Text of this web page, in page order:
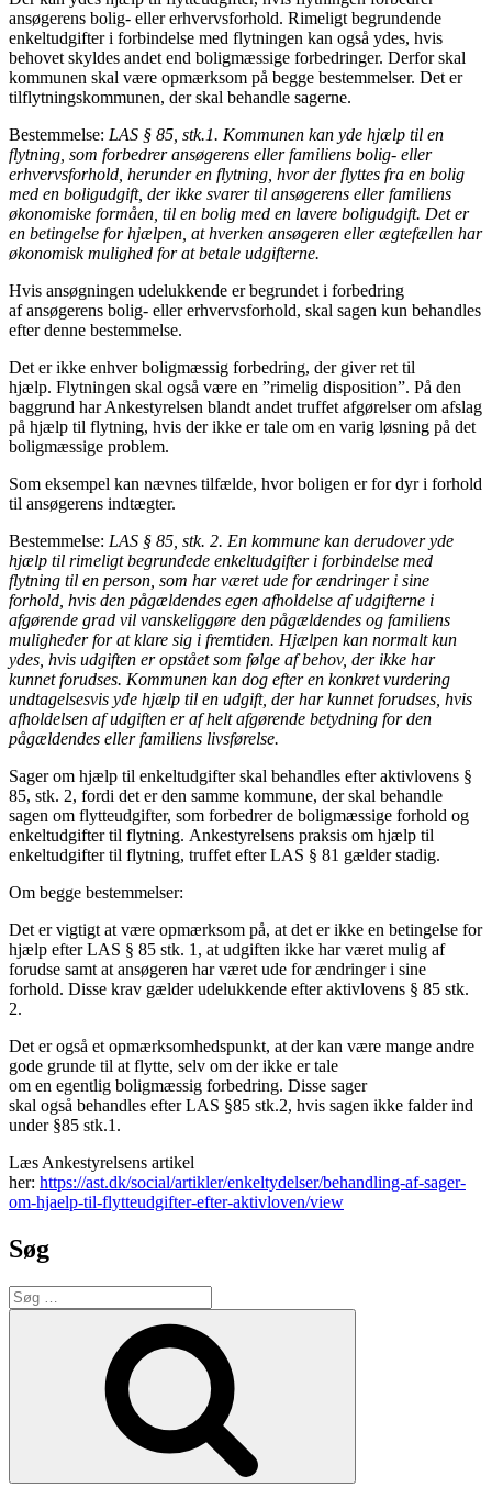
ansøgerens bolig- eller erhvervsforhold. Rimeligt begrundende
enkeltudgifter i forbindelse med flytningen kan også ydes, hvis
behovet skyldes andet end boligmæssige forbedringer. Derfor skal
kommunen skal være opmærksom på begge bestemmelser. Det er
tilflytningskommunen, der skal behandle sagerne.
Bestemmelse: LAS § 85, stk.1. Kommunen kan yde hjælp til en
flytning, som forbedrer ansøgerens eller familiens bolig- eller
erhvervsforhold, herunder en flytning, hvor der flyttes fra en bolig
med en boligudgift, der ikke svarer til ansøgerens eller familiens
økonomiske formåen, til en bolig med en lavere boligudgift. Det er
en betingelse for hjælpen, at hverken ansøgeren eller ægtefællen har
økonomisk mulighed for at betale udgifterne.
Hvis ansøgningen udelukkende er begrundet i forbedring
af ansøgerens bolig- eller erhvervsforhold, skal sagen kun behandles
efter denne bestemmelse.
Det er ikke enhver boligmæssig forbedring, der giver ret til
hjælp. Flytningen skal også være en ”rimelig disposition”. På den
baggrund har Ankestyrelsen blandt andet truffet afgørelser om afslag
på hjælp til flytning, hvis der ikke er tale om en varig løsning på det
boligmæssige problem.
Som eksempel kan nævnes tilfælde, hvor boligen er for dyr i forhold
til ansøgerens indtægter.
Bestemmelse: LAS § 85, stk. 2. En kommune kan derudover yde
hjælp til rimeligt begrundede enkeltudgifter i forbindelse med
flytning til en person, som har været ude for ændringer i sine
forhold, hvis den pågældendes egen afholdelse af udgifterne i
afgørende grad vil vanskeliggøre den pågældendes og familiens
muligheder for at klare sig i fremtiden. Hjælpen kan normalt kun
ydes, hvis udgiften er opstået som følge af behov, der ikke har
kunnet forudses. Kommunen kan dog efter en konkret vurdering
undtagelsesvis yde hjælp til en udgift, der har kunnet forudses, hvis
afholdelsen af udgiften er af helt afgørende betydning for den
pågældendes eller familiens livsførelse.
Sager om hjælp til enkeltudgifter skal behandles efter aktivlovens §
85, stk. 2, fordi det er den samme kommune, der skal behandle
sagen om flytteudgifter, som forbedrer de boligmæssige forhold og
enkeltudgifter til flytning. Ankestyrelsens praksis om hjælp til
enkeltudgifter til flytning, truffet efter LAS § 81 gælder stadig.
Om begge bestemmelser:
Det er vigtigt at være opmærksom på, at det er ikke en betingelse for
hjælp efter LAS § 85 stk. 1, at udgiften ikke har været mulig af
forudse samt at ansøgeren har været ude for ændringer i sine
forhold. Disse krav gælder udelukkende efter aktivlovens § 85 stk.
2.
Det er også et opmærksomhedspunkt, at der kan være mange andre
gode grunde til at flytte, selv om der ikke er tale
om en egentlig boligmæssig forbedring. Disse sager
skal også behandles efter LAS §85 stk.2, hvis sagen ikke falder ind
under §85 stk.1.
Læs Ankestyrelsens artikel
her: https://ast.dk/social/artikler/enkeltydelser/behandling-af-sager-
om-hjaelp-til-flytteudgifter-efter-aktivloven/view
Søg
Søg
efter: